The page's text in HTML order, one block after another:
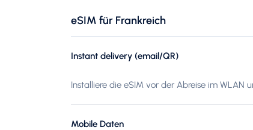
eSIM für Frankreich
Instant delivery (email/QR)
Installiere die eSIM vor der Abreise im WLAN
Mobile Daten